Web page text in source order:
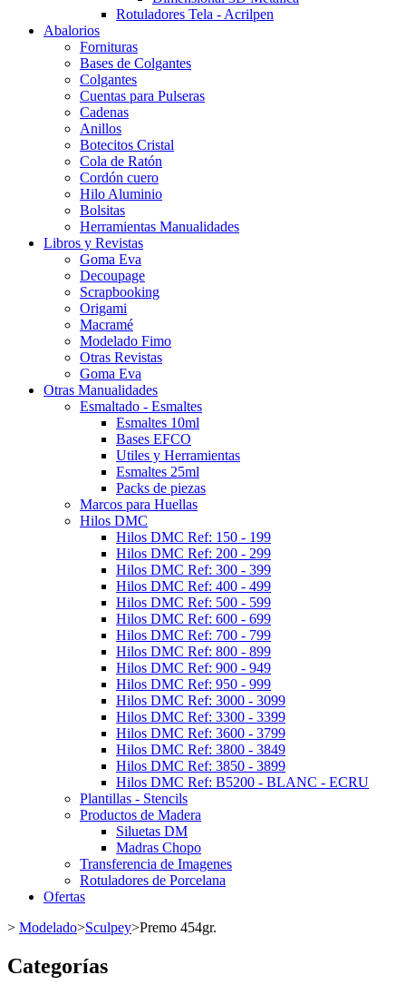
Rotuladores Tela - Acrilpen
Abalorios
Fornituras
Bases de Colgantes
Colgantes
Cuentas para Pulseras
Cadenas
Anillos
Botecitos Cristal
Cola de Ratón
Cordón cuero
Hilo Aluminio
Bolsitas
Herramientas Manualidades
Libros y Revistas
Goma Eva
Decoupage
Scrapbooking
Origami
Macramé
Modelado Fimo
Otras Revistas
Goma Eva
Otras Manualidades
Esmaltado - Esmaltes
Esmaltes 10ml
Bases EFCO
Utiles y Herramientas
Esmaltes 25ml
Packs de piezas
Marcos para Huellas
Hilos DMC
Hilos DMC Ref: 150 - 199
Hilos DMC Ref: 200 - 299
Hilos DMC Ref: 300 - 399
Hilos DMC Ref: 400 - 499
Hilos DMC Ref: 500 - 599
Hilos DMC Ref: 600 - 699
Hilos DMC Ref: 700 - 799
Hilos DMC Ref: 800 - 899
Hilos DMC Ref: 900 - 949
Hilos DMC Ref: 950 - 999
Hilos DMC Ref: 3000 - 3099
Hilos DMC Ref: 3300 - 3399
Hilos DMC Ref: 3600 - 3799
Hilos DMC Ref: 3800 - 3849
Hilos DMC Ref: 3850 - 3899
Hilos DMC Ref: B5200 - BLANC - ECRU
Plantillas - Stencils
Productos de Madera
Siluetas DM
Madras Chopo
Transferencia de Imagenes
Rotuladores de Porcelana
Ofertas
> Modelado>Sculpey>Premo 454gr.
Categorías